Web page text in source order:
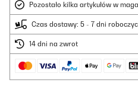
Pozostało kilka artykułów w
Czas dostawy: 5 - 7 dni
14 dni na zwrot